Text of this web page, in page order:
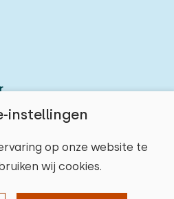
instellingen
op onze website te
wij cookies.